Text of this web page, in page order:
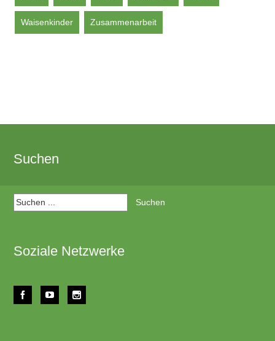
Waisenkinder Zusammenarbeit
Suchen
Suchen:
Soziale Netzwerke